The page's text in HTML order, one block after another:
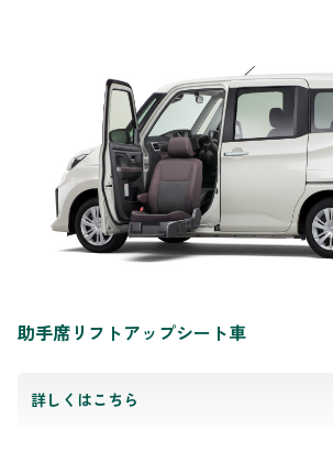
助手席リフトアップシート車
詳しくはこちら